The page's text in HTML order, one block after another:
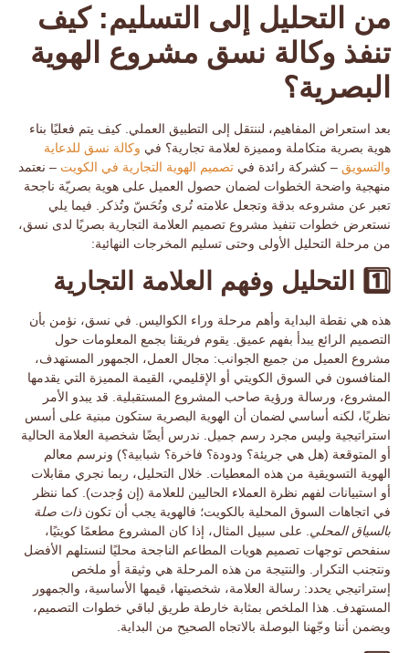
من التحليل إلى التسليم: كيف
تنفذ وكالة نسق مشروع الهوية
البصرية؟
بعد استعراض المفاهيم، لننتقل إلى التطبيق العملي. كيف يتم فعليًا بناء
هوية بصرية متكاملة ومميزة لعلامة تجارية؟ في وكالة نسق للدعاية
والتسويق – كشركة رائدة في تصميم الهوية التجارية في الكويت – نعتمد
منهجية واضحة الخطوات لضمان حصول العميل على هوية بصريّة ناجحة
تعبر عن مشروعه بدقة وتجعل علامتهتُرى وتُحَسّ وتُذكر
. فيما يلي
نستعرض خطوات تنفيذ مشروع تصميم العلامة التجارية بصريًا لدى نسق،
من مرحلة التحليل الأولى وحتى تسليم المخرجات النهائية:
1️⃣ التحليل وفهم العلامة التجارية
هذه هي نقطة البداية وأهم مرحلة وراء الكواليس. في نسق، نؤمن بأن
التصميم الرائع يبدأ بفهم عميق. يقوم فريقنا بجمع المعلومات حول
مشروع العميل من جميع الجوانب: مجال العمل، الجمهور المستهدف،
المنافسون في السوق الكويتي أو الإقليمي، القيمة المميزة التي يقدمها
المشروع، ورسالة ورؤية صاحب المشروع المستقبلية. قد يبدو الأمر
نظريًا، لكنه أساسي لضمان أن الهوية البصرية ستكون مبنية على أسس
استراتيجية وليس مجرد رسم جميل. ندرس أيضًا شخصية العلامة الحالية
أو المتوقعة (هل هي جريئة؟ ودودة؟ فاخرة؟ شبابية؟) ونرسم معالم
الهوية التسويقية من هذه المعطيات. خلال التحليل، ربما نجري مقابلات
أو استبيانات لفهم نظرة العملاء الحاليين للعلامة (إن وُجدت). كما ننظر
في اتجاهات السوق المحلية بالكويت؛ فالهوية يجب أن تكون ذات صلة
بالسياق المحلي . على سبيل المثال، إذا كان المشروع مطعمًا كويتيًا،
سنفحص توجهات تصميم هويات المطاعم الناجحة محليًا لنستلهم الأفضل
ونتجنب التكرار. والنتيجة من هذه المرحلة هي وثيقة أو ملخص
إستراتيجي يحدد: رسالة العلامة، شخصيتها، قيمها الأساسية، والجمهور
المستهدف . هذا الملخص بمثابة خارطة طريق لباقي خطوات التصميم،
ويضمن أننا وجّهنا البوصلة بالاتجاه الصحيح من البداية.